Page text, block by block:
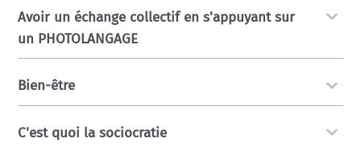
Avoir un échange collectif en s'appuyant sur
un PHOTOLANGAGE
Bien-être
C'est quoi la sociocratie